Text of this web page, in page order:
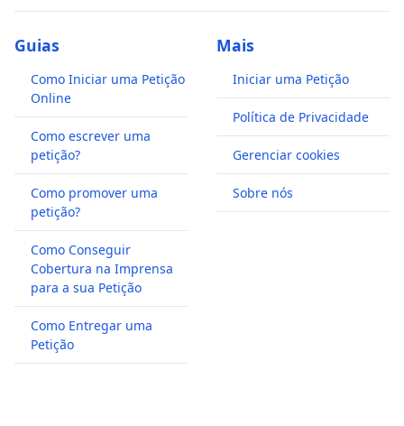
Guias
Como Iniciar uma Petição
Online
Como escrever uma
petição?
Como promover uma
petição?
Como Conseguir
Cobertura na Imprensa
para a sua Petição
Como Entregar uma
Petição
Mais
Iniciar uma Petição
Política de Privacidade
Gerenciar cookies
Sobre nós